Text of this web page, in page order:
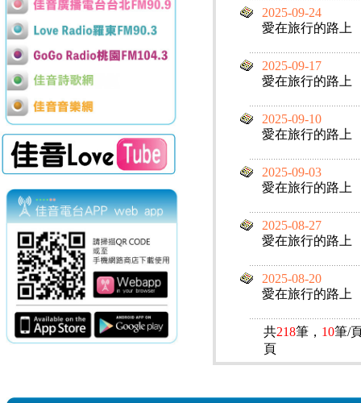
2025-09-24
愛在旅行的路上
2025-09-17
愛在旅行的路上
2025-09-10
愛在旅行的路上
2025-09-03
愛在旅行的路上
2025-08-27
愛在旅行的路上
2025-08-20
愛在旅行的路上
共218筆， 10筆/
頁